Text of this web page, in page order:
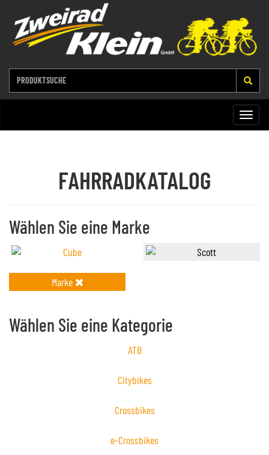
Toggle
FAHRRADKATALOG
Wählen Sie eine Marke
Marke
Wählen Sie eine Kategorie
ATB
Citybikes
Crossbikes
e-Crossbikes